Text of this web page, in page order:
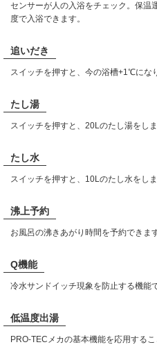
センサーが人の入浴をチェック。保温
度で入浴できます。
追いだき
スイッチを押すと、今の浴槽+1℃にな
たし湯
スイッチを押すと、20Lのたし湯をしま
たし水
スイッチを押すと、10Lのたし水をしま
沸上予約
お風呂の沸きあがり時間を予約できます
Q機能
冷水サンドイッチ現象を防止する機能
低温度出湯
PRO-TECメカの基本機能を応用する